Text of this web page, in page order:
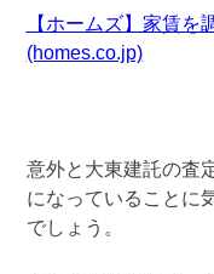
【ホームズ】家賃を
(homes.co.jp)
意外と大東建託の査
になっていることに
でしょう。